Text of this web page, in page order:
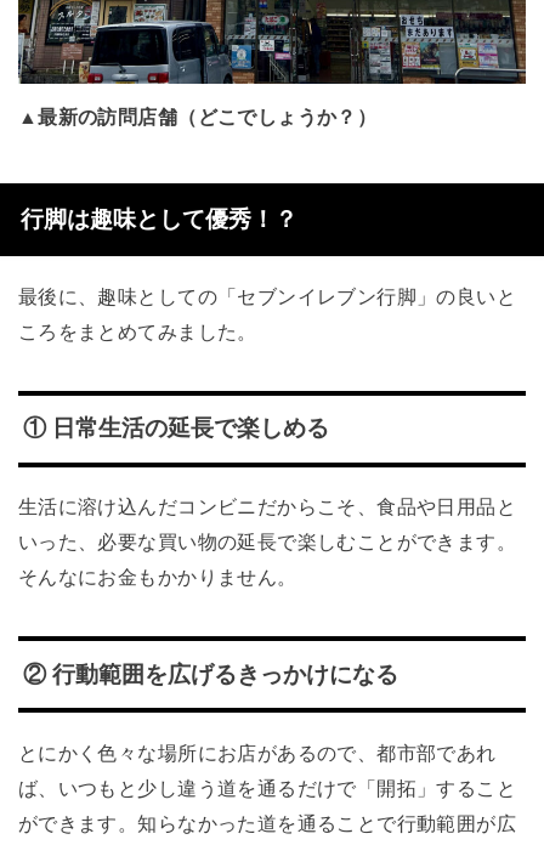
▲最新の訪問店舗（どこでしょうか？）
行脚は趣味として優秀！？
最後に、趣味としての「セブンイレブン行脚」の良いと
ころをまとめてみました。
① 日常生活の延長で楽しめる
生活に溶け込んだコンビニだからこそ、食品や日用品と
いった、必要な買い物の延長で楽しむことができます。
そんなにお金もかかりません。
② 行動範囲を広げるきっかけになる
とにかく色々な場所にお店があるので、都市部であれ
ば、いつもと少し違う道を通るだけで「開拓」すること
ができます。知らなかった道を通ることで行動範囲が広